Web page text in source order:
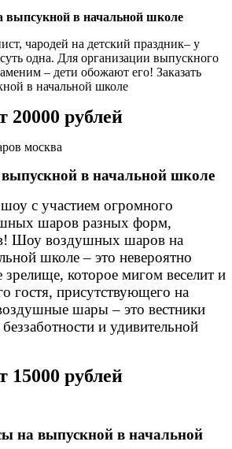
выпсукной в начальной школе
чародей на детский праздник– у
одна. Для организации выпускного
– дети обожают его! Заказать
в начальной школе
20000 рублей
в начальной школе
с участием огромного
шаров разных форм,
Шоу воздушных шаров на
школе – это невероятно
зрелище, которое мигом веселит и
гостя, присутствующего на
шары – это вестники
беззаботности и удивительной
15000 рублей
на выпускной в начальной